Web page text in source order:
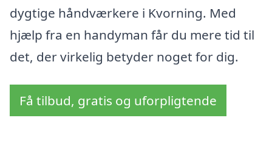
dygtige håndværkere i Kvorning. Med
hjælp fra en handyman får du mere tid til
det, der virkelig betyder noget for dig.
Få tilbud, gratis og uforpligtende